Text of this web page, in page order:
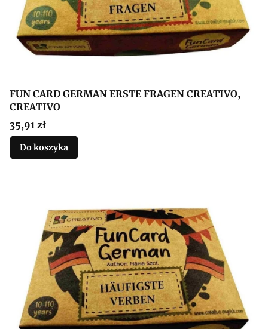
FUN CARD GERMAN ERSTE FRAGEN CREATIVO,
CREATIVO
Cena
35,91 zł
Do koszyka